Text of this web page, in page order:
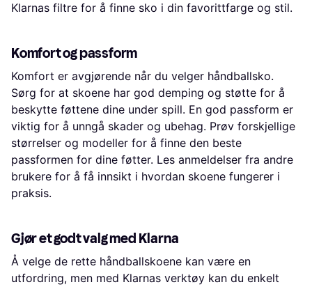
Klarnas filtre for å finne sko i din favorittfarge og stil.
Komfort og passform
Komfort er avgjørende når du velger håndballsko.
Sørg for at skoene har god demping og støtte for å
beskytte føttene dine under spill. En god passform er
viktig for å unngå skader og ubehag. Prøv forskjellige
størrelser og modeller for å finne den beste
passformen for dine føtter. Les anmeldelser fra andre
brukere for å få innsikt i hvordan skoene fungerer i
praksis.
Gjør et godt valg med Klarna
Å velge de rette håndballskoene kan være en
utfordring, men med Klarnas verktøy kan du enkelt